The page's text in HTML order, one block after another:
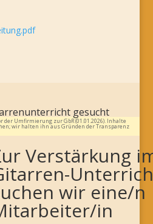
gesucht
Umfirmierung zur GbR (01.01.2026). Inhalte
wir halten ihn aus Gründen der Transparenz
Verstärkung
wir eine/n
in